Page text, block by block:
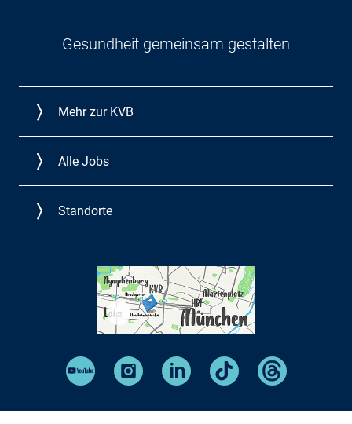
Gesundheit gemeinsam gestalten
Mehr zur KVB
Alle Jobs
Standorte
©
KVB